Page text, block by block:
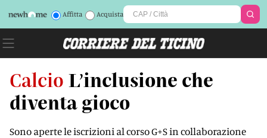
Affitta Acquista
Calcio L’inclusione che
diventa gioco
Sono aperte le iscrizioni al corso G+S in collaborazione